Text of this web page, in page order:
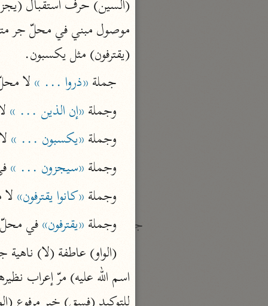
تفسير القرآن العظيم
ابن كثير (٧٧٤ هـ)
نحو ١٩ مجلدًا
الجامع لأحكام القرآن
القرطبي (٦٧١ هـ)
نحو ٢٤ مجلدًا
معالم التنزيل
نحو ١١ مجلدًا
جمع الأقوال
زاد المسير
ابن الجوزي (٥٩٧ هـ)
نحو ٥ مجلدات
موصول مبني في محلّ جر
(يقترفون) مثل يكسبون.
جملة «ذروا ... » لا
وجملة «إن الذين ... »
وجملة «يكسبون ... »
وجملة «سيجزون ... »
وجملة «كانوا يقترفون»
وجملة «يقترفون» في
اسم الله عليه) مرّ إعراب